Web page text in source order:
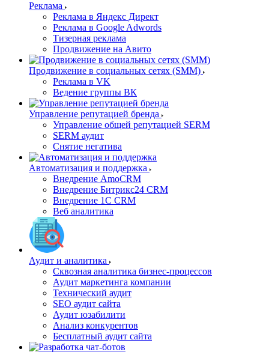
Реклама
Реклама в Яндекс Директ
Реклама в Google Adwords
Тизерная реклама
Продвижение на Авито
Продвижение в социальных сетях (SMM)
Реклама в VK
Ведение группы ВК
Управление репутацией бренда
Управление общей репутацией SERM
SERM аудит
Снятие негатива
Автоматизация и поддержка
Внедрение AmoCRM
Внедрение Битрикс24 CRM
Внедрение 1C CRM
Веб аналитика
Аудит и аналитика
Сквозная аналитика бизнес-процессов
Аудит маркетинга компании
Технический аудит
SEO аудит сайта
Аудит юзабилити
Анализ конкурентов
Бесплатный аудит сайта